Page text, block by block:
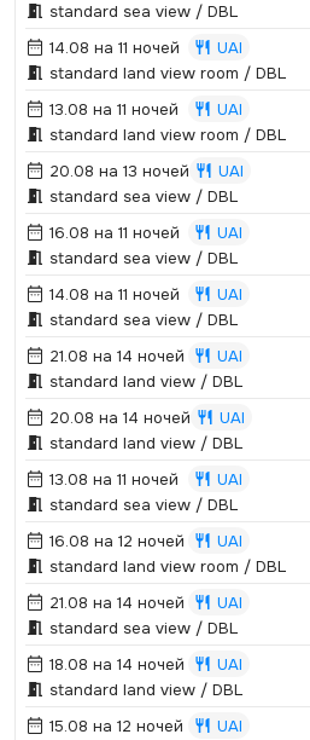
standard sea view / DBL
14.08 на 11 ночей
UAI
standard land view room / DBL
13.08 на 11 ночей
UAI
standard land view room / DBL
20.08 на 13 ночей
UAI
standard sea view / DBL
16.08 на 11 ночей
UAI
standard sea view / DBL
14.08 на 11 ночей
UAI
standard sea view / DBL
21.08 на 14 ночей
UAI
standard land view / DBL
20.08 на 14 ночей
UAI
standard land view / DBL
13.08 на 11 ночей
UAI
standard sea view / DBL
16.08 на 12 ночей
UAI
standard land view room / DBL
21.08 на 14 ночей
UAI
standard sea view / DBL
18.08 на 14 ночей
UAI
standard land view / DBL
15.08 на 12 ночей
UAI